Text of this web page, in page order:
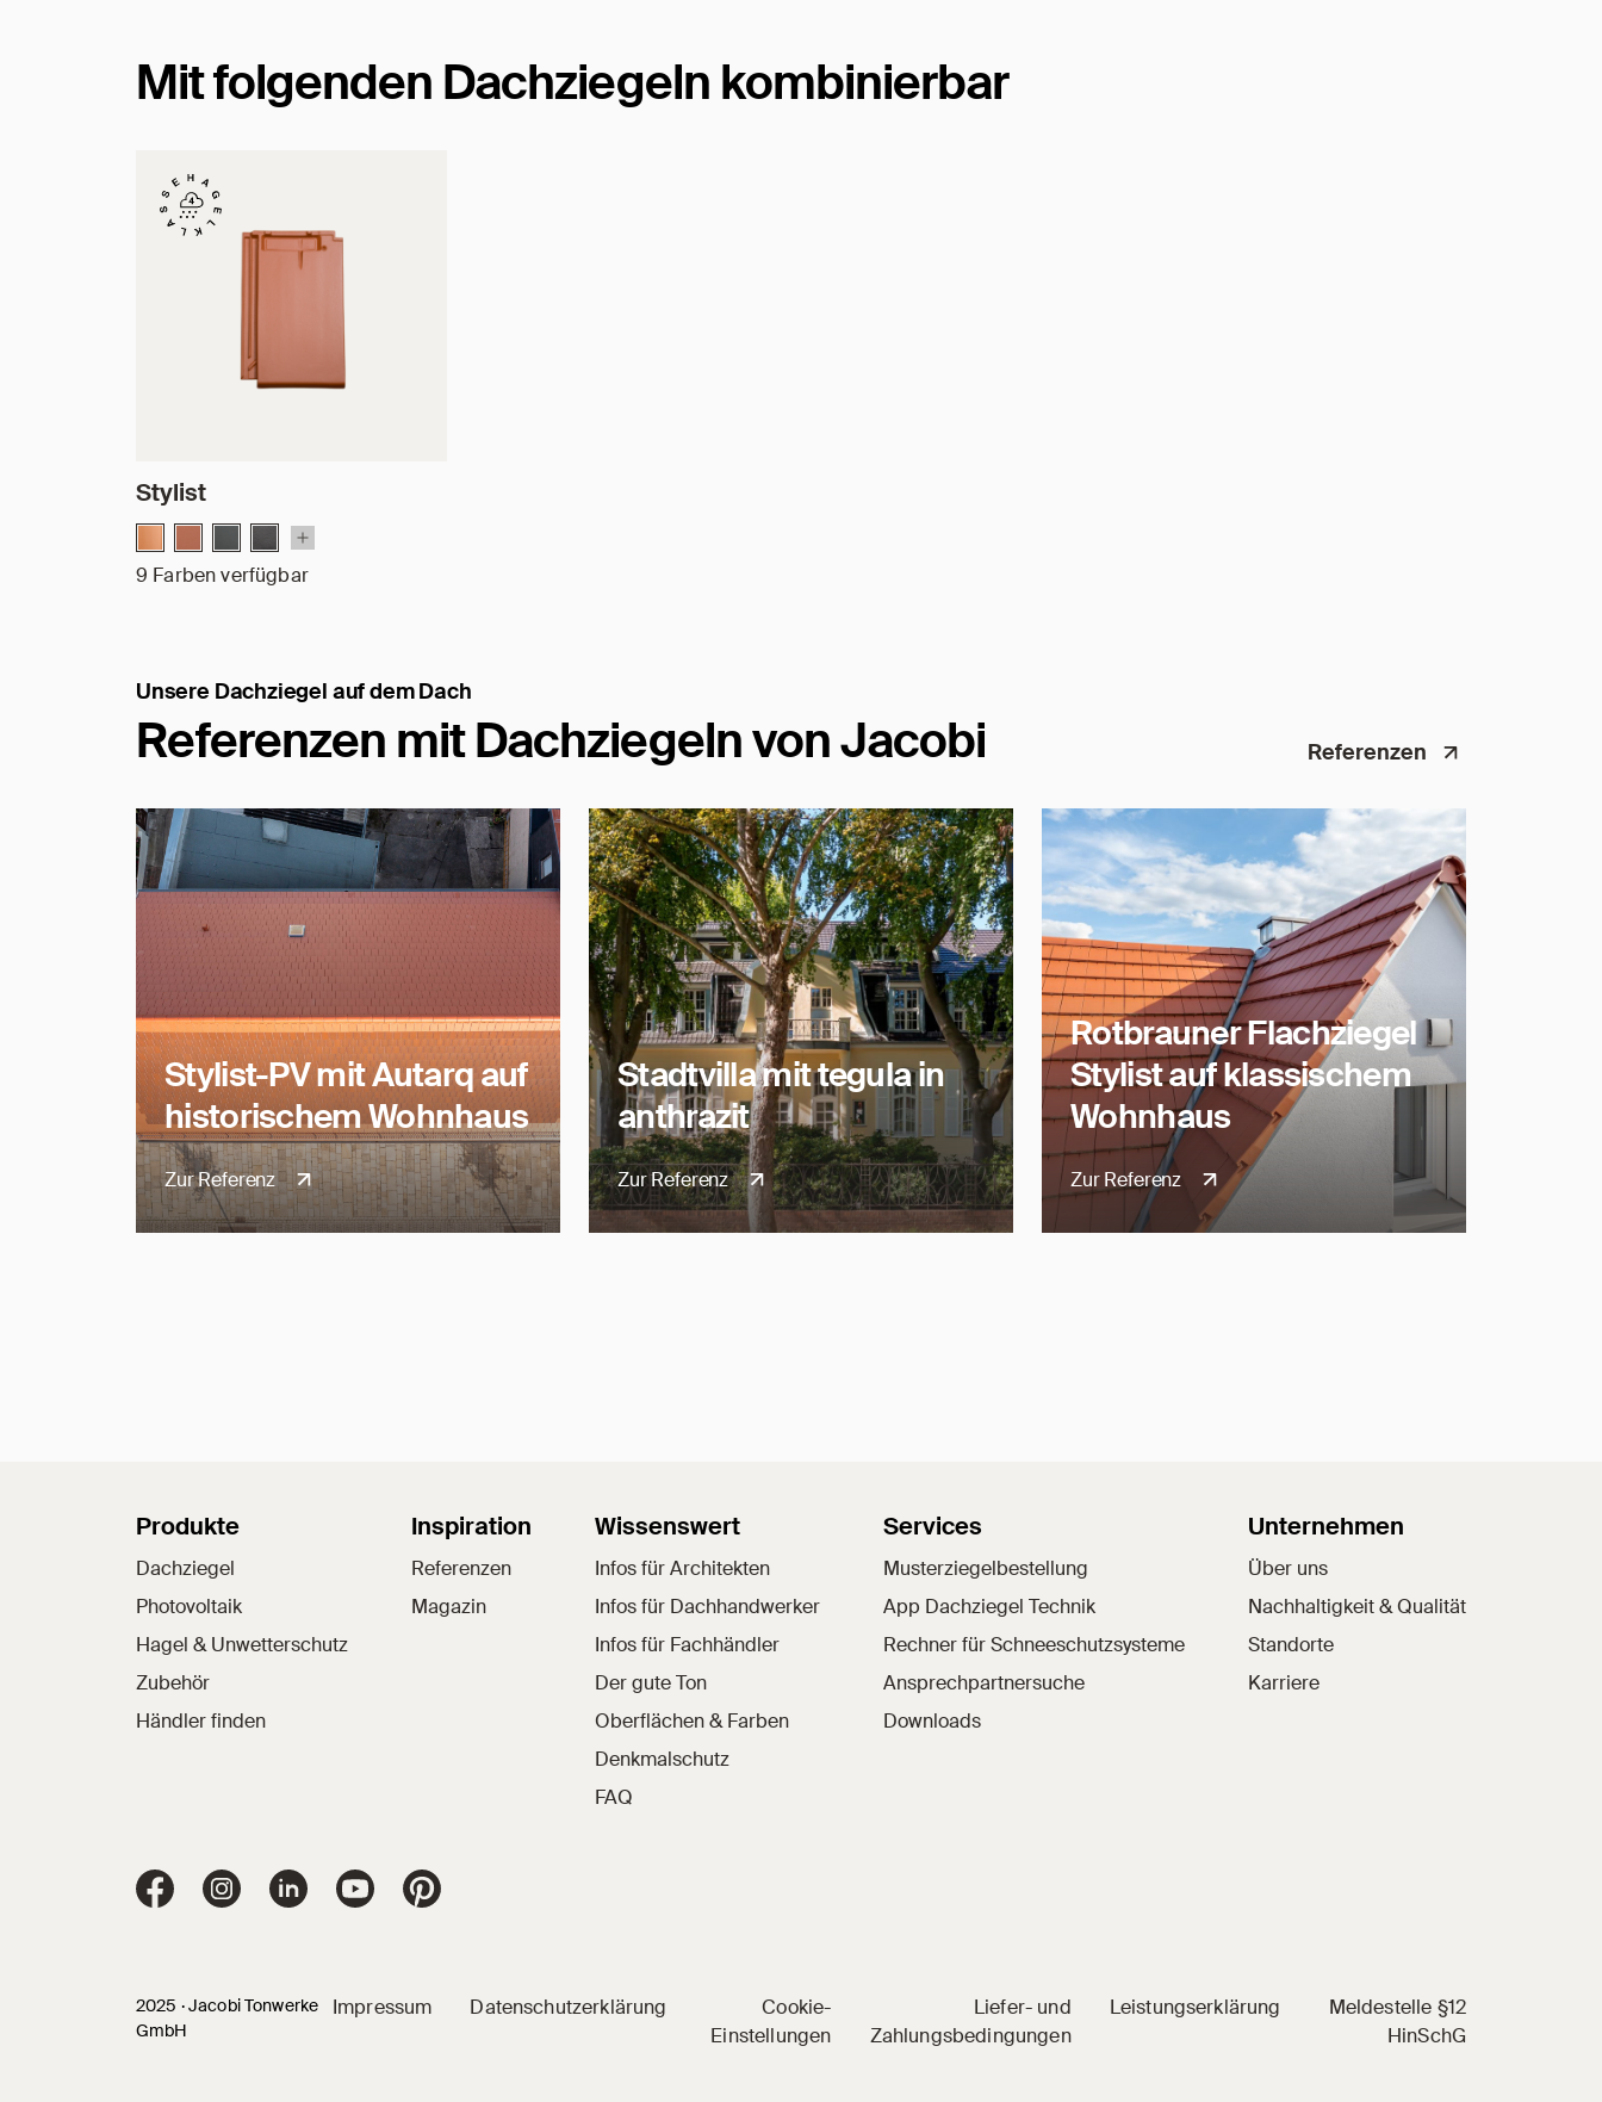
Mit folgenden Dachziegeln kombinierbar
Stylist
9 Farben verfügbar
Unsere Dachziegel auf dem Dach
Referenzen mit Dachziegeln von Jacobi Referenzen
Stylist-PV mit Autarq auf
historischem Wohnhaus
Zur Referenz
Stadtvilla mit tegula in
anthrazit
Zur Referenz
Rotbrauner Flachziegel
Stylist auf klassischem
Wohnhaus
Zur Referenz
Sitemap
Produkte
Dachziegel
Photovoltaik
Hagel & Unwetterschutz
Zubehör
Händler finden
Inspiration
Referenzen
Magazin
Wissenswert
Infos für Architekten
Infos für Dachhandwerker
Infos für Fachhändler
Der gute Ton
Oberflächen & Farben
Denkmalschutz
FAQ
Services
Musterziegelbestellung
App Dachziegel Technik
Rechner für Schneeschutzsysteme
Ansprechpartnersuche
Downloads
Unternehmen
Über uns
Nachhaltigkeit & Qualität
Standorte
Karriere
Jacobi Dachziegel auf Social Media
Jacobi Dachziegel auf Facebook
Jacobi Dachziegel auf Instagram
Jacobi Dachziegel auf LinkedIn
Jacobi Dachziegel auf YouTube
Jacobi Dachziegel auf Pinterest
2025 · Jacobi Tonwerke
GmbH
Impressum Datenschutzerklärung
Cookie-
Einstellungen
Liefer- und
Zahlungsbedingungen
Leistungserklärung
Meldestelle §12
HinSchG